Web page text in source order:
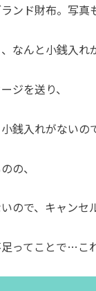
ンド財布。写
なんと小銭入れ
ジを送り、
小銭入れがない
の、
ので、キャンセ
ってことで…こ